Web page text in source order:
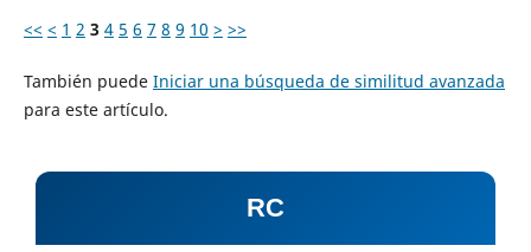
<< < 1 2 3 4 5 6 7 8 9 10 > >>
También puede Iniciar una búsqueda de similitud avanzada
para este artículo.
RC